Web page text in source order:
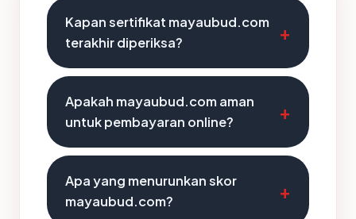
Kapan sertifikat mayaubud.com
terakhir diperiksa?
Apakah mayaubud.com aman
untuk pembayaran online?
Apa yang menurunkan skor
mayaubud.com?